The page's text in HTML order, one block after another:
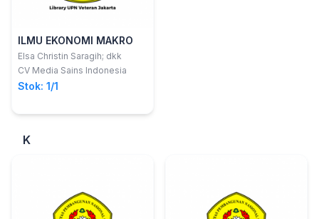
ILMU EKONOMI MAKRO
Elsa Christin Saragih; dkk
CV Media Sains Indonesia
Stok: 1/1
K